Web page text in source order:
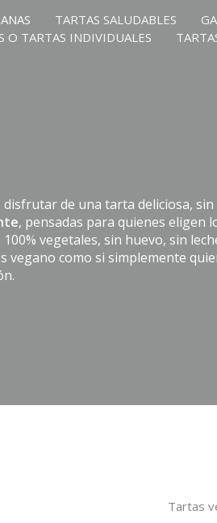
TARTAS SALUDABLES
O TARTAS INDIVIDUALES
de una tarta deliciosa,
, pensadas para quienes eligen
vegetales, sin huevo, sin
vegano como si simplemente
Tartas